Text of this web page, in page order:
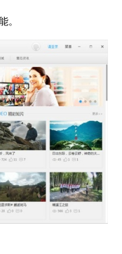
。